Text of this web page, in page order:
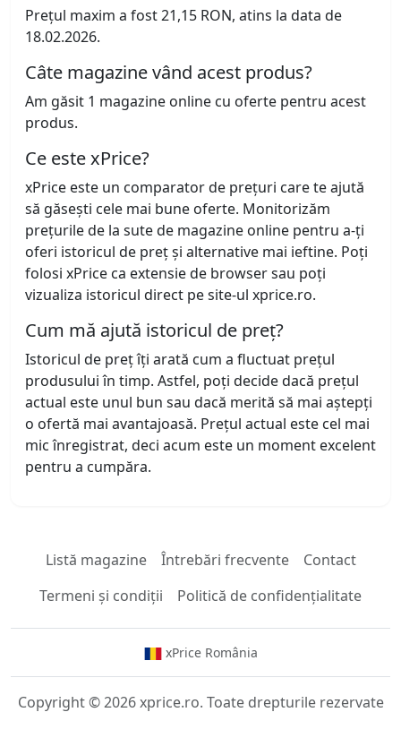
Prețul maxim a fost 21,15 RON, atins la data de
18.02.2026.
Câte magazine vând acest produs?
Am găsit 1 magazine online cu oferte pentru acest
produs.
Ce este xPrice?
xPrice este un comparator de prețuri care te ajută
să găsești cele mai bune oferte. Monitorizăm
prețurile de la sute de magazine online pentru a-ți
oferi istoricul de preț și alternative mai ieftine. Poți
folosi xPrice ca extensie de browser sau poți
vizualiza istoricul direct pe site-ul xprice.ro.
Cum mă ajută istoricul de preț?
Istoricul de preț îți arată cum a fluctuat prețul
produsului în timp. Astfel, poți decide dacă prețul
actual este unul bun sau dacă merită să mai aștepți
o ofertă mai avantajoasă. Prețul actual este cel mai
mic înregistrat, deci acum este un moment excelent
pentru a cumpăra.
Listă magazine Întrebări frecvente
Contact
Termeni și condiții
Politică de confidențialitate
xPrice România
Copyright © 2026 xprice.ro. Toate drepturile rezervate